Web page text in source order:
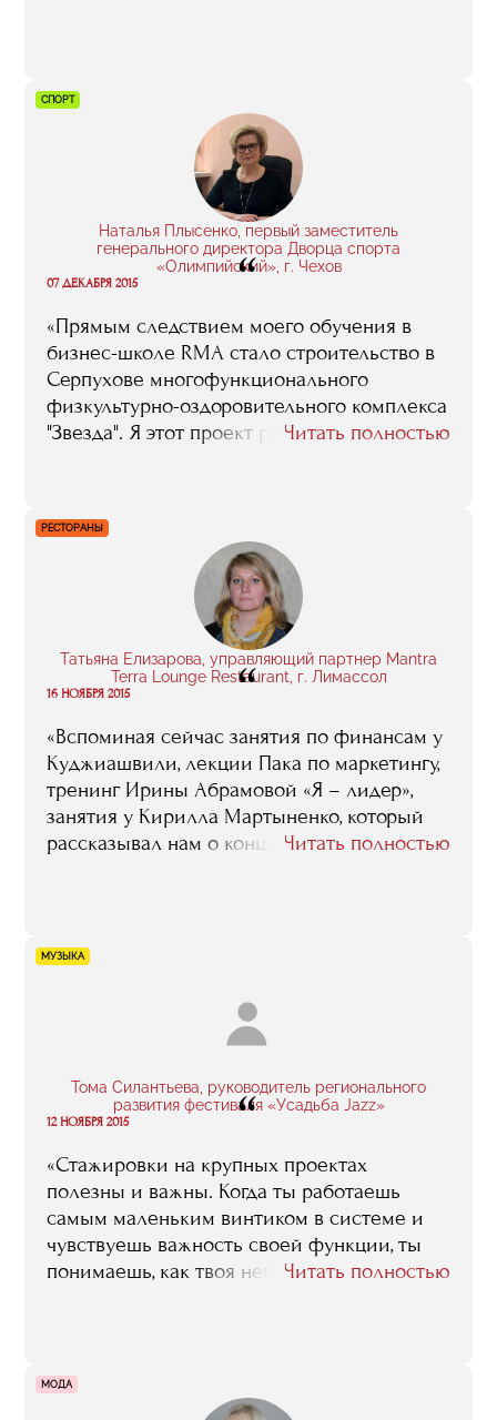
RMA ищу, консультантов. Оборудование я,
например, закупаю через своих бывших
одногруппников, а с некоторыми даже
работаю вместе».
СПОРТ
Наталья Плысенко, первый заместитель
генерального директора Дворца спорта
«Олимпийский», г. Чехов
“
07 ДЕКАБРЯ 2015
«Прямым следствием моего обучения в
бизнес-школе RMA стало строительство в
Серпухове многофункционального
физкультурно-оздоровительного комплекса
"Звезда". Я этот проект разрабатывала,
необходимые знания в области
спортивного менеджмента, но и буквально
тут же, не откладывая дела в долгий ящик,
их на практике применить. И главное,
после того, как мы построили "Звезду", у
меня появилась такая хорошая уверенность
в себе, появилось чувство, что любой
проект можно осилить при грамотном
отношении к делу».
Читать полностью
РЕСТОРАНЫ
Татьяна Елизарова, управляющий партнер Mantra
Terra Lounge Restaurant, г. Лимассол
“
16 НОЯБРЯ 2015
«Вспоминая сейчас занятия по финансам у
Куджиашвили, лекции Пака по маркетингу,
тренинг Ирины Абрамовой «Я – лидер»,
занятия у Кирилла Мартыненко, который
рассказывал нам о концепциях
вообще все преподаватели RMA, нам
Также учеба в RMA помимо знаний дала
мне хороший практический опыт и
Читать полностью
МУЗЫКА
Тома Силантьева, руководитель регионального
развития фестиваля «Усадьба Jazz»
“
12 НОЯБРЯ 2015
«Стажировки на крупных проектах
полезны и важны. Когда ты работаешь
самым маленьким винтиком в системе и
чувствуешь важность своей функции, ты
понимаешь, как твоя небольшая позиция
силы, осознать, какой это масштаб и еще
раз подумать, справишься ли ты с этим,
Читать полностью
МОДА